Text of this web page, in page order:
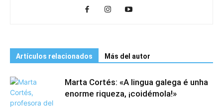
Artículos relacionados Más del autor
Marta Cortés: «A lingua galega é unha
enorme riqueza, ¡coidémola!»